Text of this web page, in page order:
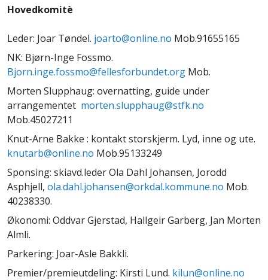
Hovedkomitè
Leder: Joar Tøndel. joarto@online.no Mob.91655165
NK: Bjørn-Inge Fossmo.
Bjorn.inge.fossmo@fellesforbundet.org Mob.
Morten Slupphaug: overnatting, guide under
arrangementet morten.slupphaug@stfk.no
Mob.45027211
Knut-Arne Bakke : kontakt storskjerm. Lyd, inne og ute.
knutarb@online.no Mob.95133249
Sponsing: skiavd.leder Ola Dahl Johansen, Jorodd
Asphjell, ola.dahl.johansen@orkdal.kommune.no Mob.
40238330.
Økonomi: Oddvar Gjerstad, Hallgeir Garberg, Jan Morten
Almli.
Parkering: Joar-Asle Bakkli.
Premier/premieutdeling: Kirsti Lund. kilun@online.no